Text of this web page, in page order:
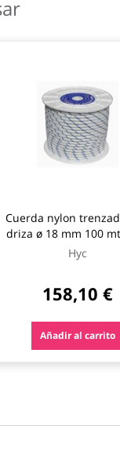
Cuerda nylon
driza ø 18 mm 100
hyc
Hyc
158,10 €
Añadir al carrito